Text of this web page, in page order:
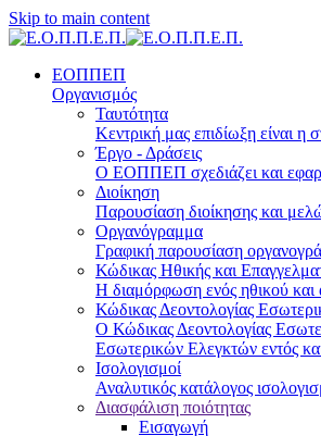
Skip to main content
ΕΟΠΠΕΠ
Οργανισμός
Ταυτότητα
Κεντρική μας επιδίωξη είναι η
Έργο - Δράσεις
Ο ΕΟΠΠΕΠ σχεδιάζει και
Διοίκηση
Παρουσίαση διοίκησης και
Οργανόγραμμα
Γραφική παρουσίαση
Κώδικας Ηθικής και
Η διαμόρφωση ενός ηθικού και
Κώδικας Δεοντολογίας
Ο Κώδικας Δεοντολογίας
Εσωτερικών Ελεγκτών εντός
Ισολογισμοί
Αναλυτικός κατάλογος
Διασφάλιση ποιότητας
Εισαγωγή